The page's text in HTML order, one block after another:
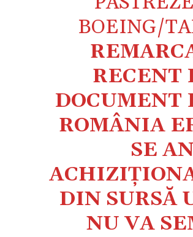
BOEING/
RECENT
DOCUMENT
ROMÂNIA
SE
DIN SURSĂ
NU VA